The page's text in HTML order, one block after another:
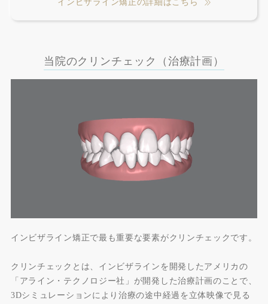
インビザライン矯正の詳細はこちら
当院のクリンチェック（治療計画）
インビザライン矯正で最も重要な要素がクリンチェックです。
クリンチェックとは、インビザラインを開発したアメリカの
「アライン・テクノロジー社」が開発した治療計画のことで、
3Dシミュレーションにより治療の途中経過を立体映像で見る